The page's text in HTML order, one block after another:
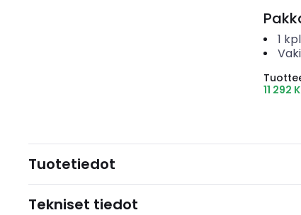
1 kpl
11 292
Tuotetiedot
Tekniset tiedot